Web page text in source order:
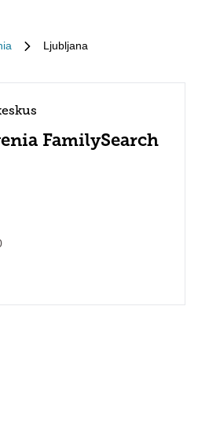
Ljubljana
FamilySearch